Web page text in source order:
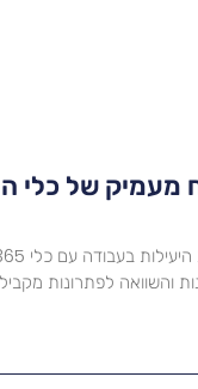
והשוואה לפתרונות